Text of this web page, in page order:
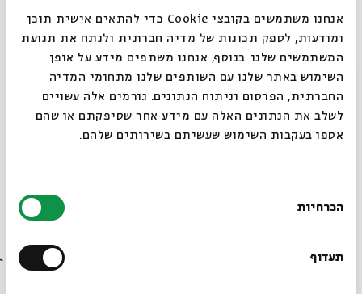
אנחנו משתמשים בקובצי Cookie כדי להתאים אישית תוכן
ומודעות, לספק תכונות של מדיה חברתית ולנתח את תנועת
המשתמשים שלנו. בנוסף, אנחנו משתפים מידע על אופן
השימוש באתר שלנו עם השותפים שלנו מתחומי המדיה
החברתית, הפרסום וניתוח הנתונים. גורמים אלה עשויים
לשלב את הנתונים האלה עם מידע אחר שסיפקתם או שהם
אספו בעקבות השימוש שעשיתם בשירותים שלהם.
הסכמה
הכרחיות
תעדוף
באופן סמלי - מפגש שלישי
24.07
סגור